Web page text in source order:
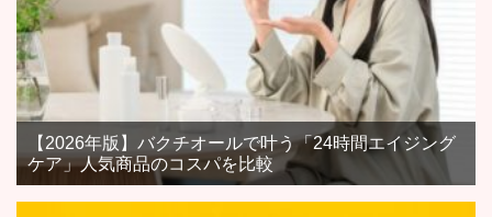
【2026年版】バクチオールで叶う「24時間エイジング
ケア」人気商品のコスパを比較